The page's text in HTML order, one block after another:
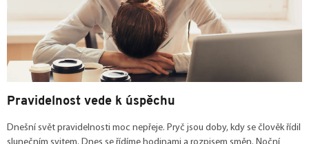
Pravidelnost vede k úspěchu
Dnešní svět pravidelnosti moc nepřeje. Pryč jsou doby, kdy se člověk řídil